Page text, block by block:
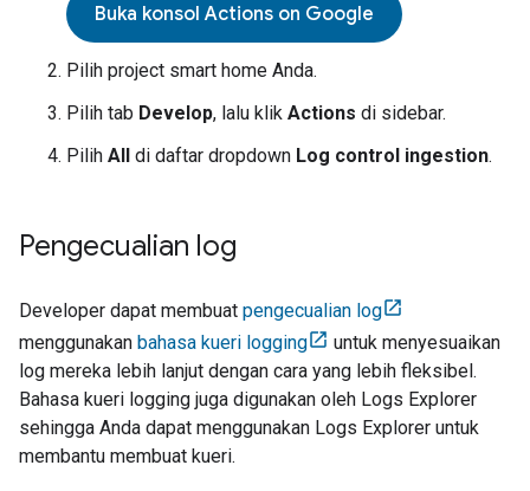
Buka konsol Actions on Google
Pilih project smart home Anda.
Pilih tab Develop, lalu klik Actions di sidebar.
Pilih All di daftar dropdown Log control ingestion.
Pengecualian log
Developer dapat membuat pengecualian log
menggunakan bahasa kueri logging
untuk menyesuaikan
log mereka lebih lanjut dengan cara yang lebih fleksibel.
Bahasa kueri logging juga digunakan oleh Logs Explorer
sehingga Anda dapat menggunakan Logs Explorer untuk
membantu membuat kueri.